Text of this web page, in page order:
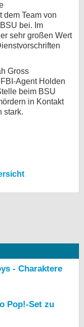
dem Team von
bei. Im
sehr großen Wert
Gross
Agent Holden
beim BSU
in Kontakt
stark.
- Charaktere
Pop!-Set zu